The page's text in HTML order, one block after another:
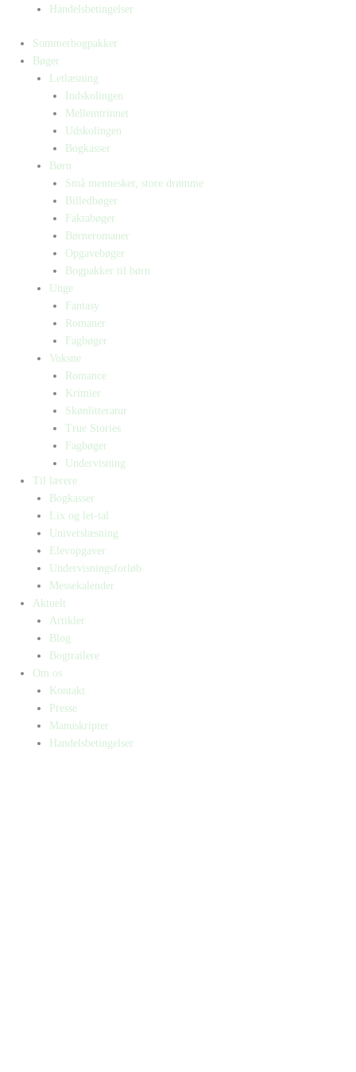
Handelsbetingelser
Sommerbogpakker
Bøger
Letlæsning
Indskolingen
Mellemtrinnet
Udskolingen
Bogkasser
Børn
Små mennesker, store drømme
Billedbøger
Faktabøger
Børneromaner
Opgavebøger
Bogpakker til børn
Unge
Fantasy
Romaner
Fagbøger
Voksne
Romance
Krimier
Skønlitteratur
True Stories
Fagbøger
Undervisning
Til lærere
Bogkasser
Lix og let-tal
Universlæsning
Elevopgaver
Undervisningsforløb
Messekalender
Aktuelt
Artikler
Blog
Bogtrailere
Om os
Kontakt
Presse
Manuskripter
Handelsbetingelser